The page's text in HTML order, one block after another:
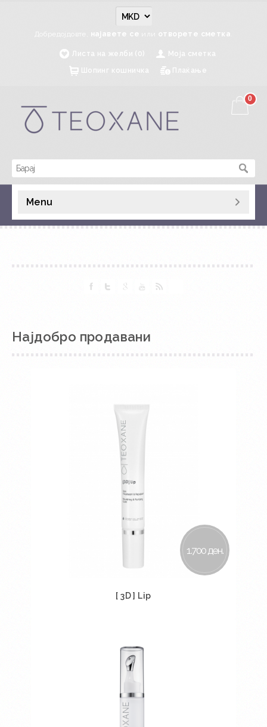
Добредојдовте, најавете се или отворете сметка
Листа на желби (0)
Моја сметка
Шопинг кошничка
Плаќање
0
Menu
Најдобро продавани
1.700 ден.
[ 3D ] Lip